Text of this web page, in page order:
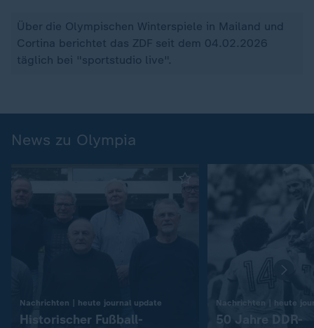
Über die Olympischen Winterspiele in Mailand und
Cortina berichtet das ZDF seit dem 04.02.2026
täglich bei "sportstudio live".
News zu Olympia
Nachrichten | heute journal update
Historischer Fußball-
Nachrichten | heute
50 Jahre DDR-